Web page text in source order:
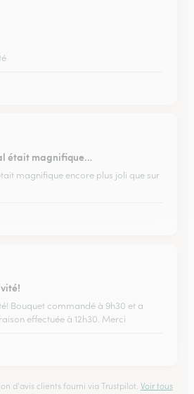
était magnifique…
magnifique encore plus joli que sur
Bouquet commandé à 9h30 et a
effectuée à 12h30. Merci
d'avis clients fourni via Trustpilot. Voir tous